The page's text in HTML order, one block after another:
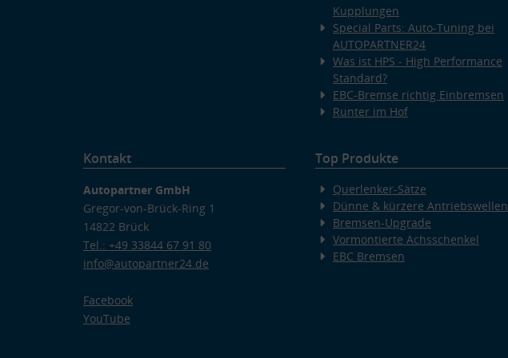
Kupplungen
Special Parts: Auto-Tuning bei
AUTOPARTNER24
Was ist HPS - High Performance
Standard?
EBC-Bremse richtig Einbremsen
Runter im Hof
Kontakt
Autopartner GmbH
Gregor-von-Brück-Ring 1
14822 Brück
Tel.: +49 33844 67 91 80
info@autopartner24.de
Facebook
YouTube
Top Produkte
Querlenker-Sätze
Dünne & kürzere Antriebswellen
Bremsen-Upgrade
Vormontierte Achsschenkel
EBC Bremsen